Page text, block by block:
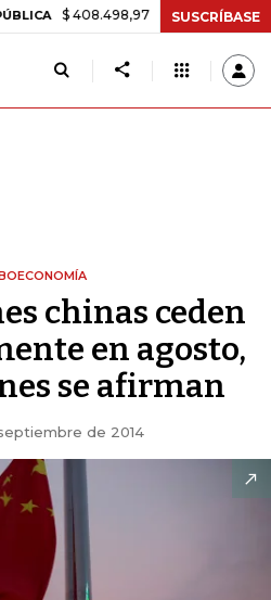
$ 408.498,97 +$ 8.753,81 +2,19%
SUSCRÍBASE
chinas ceden
en agosto,
se afirman
de 2014